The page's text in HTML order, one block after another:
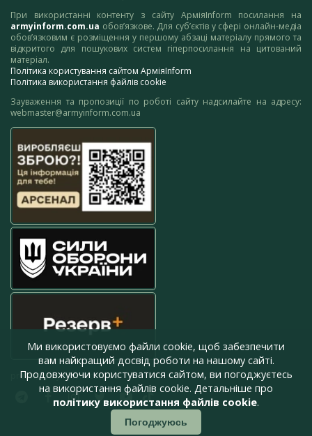
При використанні контенту з сайту АрміяInform посилання на
armyinform.com.ua обов’язкове. Для суб’єктів у сфері онлайн-медіа
обов’язковим є розміщення у першому абзаці матеріалу прямого та
відкритого для пошукових систем гіперпосилання на цитований
матеріал.
Політика користування сайтом АрміяInform
Політика використання файлів cookie
Зауваження та пропозиції по роботі сайту надсилайте на адресу:
webmaster@armyinform.com.ua
press@armyinform.com.ua
Ми використовуємо файли cookie, щоб забезпечити
вам найкращий досвід роботи на нашому сайті.
Продовжуючи користуватися сайтом, ви погоджуєтесь
на використання файлів cookie. Детальніше про
політику використання файлів cookie.
Погоджуюсь